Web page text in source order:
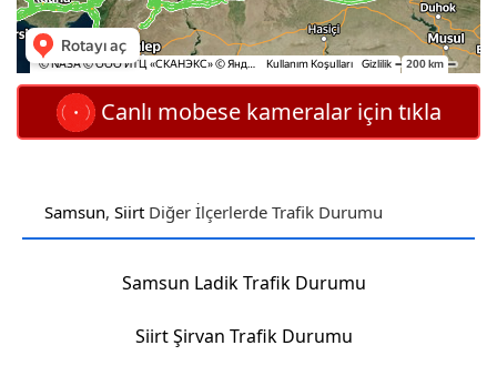
Canlı mobese kameralar için tıkla
Samsun, Siirt Diğer İlçerlerde Trafik Durumu
Samsun Ladik Trafik Durumu
Siirt Şirvan Trafik Durumu